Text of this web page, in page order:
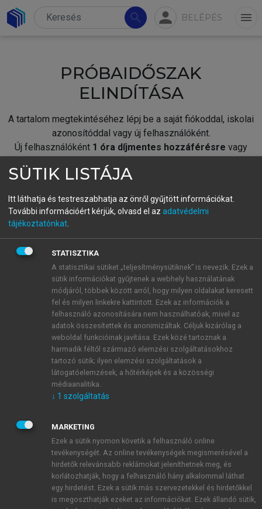
search person BELÉPÉS menu
PRÓBAIDŐSZAK
ELINDÍTÁSA
A tartalom megtekintéséhez lépj be a saját fiókoddal, iskolai
azonosítóddal vagy új felhasználóként.
Új felhasználóként 1 óra díjmentes hozzáférésre vagy
fiókoddal,vagy hozz létre új fiókot.
A regisztráció után apróbaidőszakautomatikusan
BELÉPÉS SAJÁT FIÓKKAL
ÚJ FIÓK LÉTREHOZÁSA
1 óra díjmentes hozzáférés
E-MAIL-CÍM
JELSZÓ
JELSZÓ ÚJRA
SÜTIK LISTÁJA
Itt láthatja és testreszabhatja az önről gyűjtött információkat.
További információért kérjük, olvasd el az adatvédelmi
tájékoztatónkat
STATISZTIKA
A statisztikai sütiket „teljesítménysütiknek” is nevezik. Ezek a
sütik információkat gyűjtenek a webhely használatának
módjáról, többek között arról, hogy milyen oldalakat keresett
fel és milyen linkekre kattintott. Ezek az információk a
felhasználó azonosítására nem használhatóak, mivel az
adatok összesítettek és anonimizáltak. Céljuk kizárólag a
weboldal funkcióinak javítása. Ezek közé tartoznak a
harmadik féltől származó elemzési szolgáltatásokhoz
tartozó sütik; ilyen elemzési szolgáltatások a
látogatóelemzések, a hőtérképek és a közösségi
médiaanalitika.
↓ 1 szolgáltatás
MARKETING
Ezek a sütik nyomon követik a felhasználó online
tevékenységét. Az online tevékenységek megismerésével a
hirdetők relevánsabb reklámokat jeleníthetnek meg, és
korlátozhatják, hogy a felhasználó hány alkalommal láthat
egy hirdetést. Ezek a sütik más szervezetekkel és hirdetőkkel
is megoszthatják ezeket az információkat. Ezek állandó sütik,